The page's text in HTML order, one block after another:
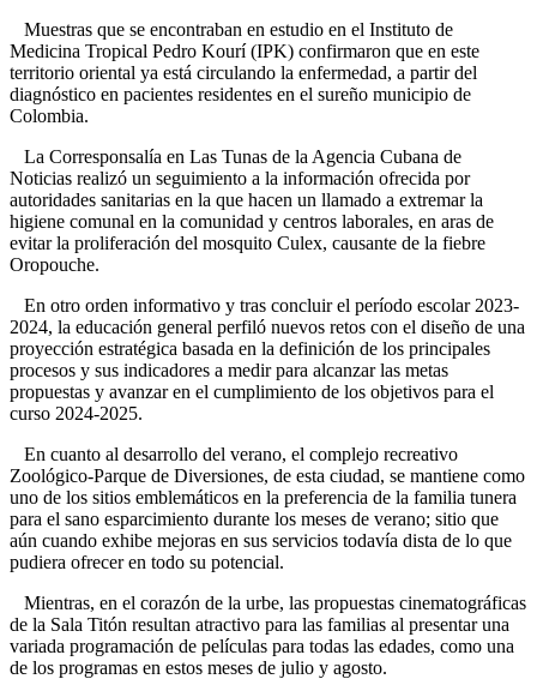
Muestras que se encontraban en estudio en el Instituto de
Medicina Tropical Pedro Kourí (IPK) confirmaron que en este
territorio oriental ya está circulando la enfermedad, a partir del
diagnóstico en pacientes residentes en el sureño municipio de
Colombia.
La Corresponsalía en Las Tunas de la Agencia Cubana de
Noticias realizó un seguimiento a la información ofrecida por
autoridades sanitarias en la que hacen un llamado a extremar la
higiene comunal en la comunidad y centros laborales, en aras de
evitar la proliferación del mosquito Culex, causante de la fiebre
Oropouche.
En otro orden informativo y tras concluir el período escolar 2023-
2024, la educación general perfiló nuevos retos con el diseño de una
proyección estratégica basada en la definición de los principales
procesos y sus indicadores a medir para alcanzar las metas
propuestas y avanzar en el cumplimiento de los objetivos para el
curso 2024-2025.
En cuanto al desarrollo del verano, el complejo recreativo
Zoológico-Parque de Diversiones, de esta ciudad, se mantiene como
uno de los sitios emblemáticos en la preferencia de la familia tunera
para el sano esparcimiento durante los meses de verano; sitio que
aún cuando exhibe mejoras en sus servicios todavía dista de lo que
pudiera ofrecer en todo su potencial.
Mientras, en el corazón de la urbe, las propuestas cinematográficas
de la Sala Titón resultan atractivo para las familias al presentar una
variada programación de películas para todas las edades, como una
de los programas en estos meses de julio y agosto.